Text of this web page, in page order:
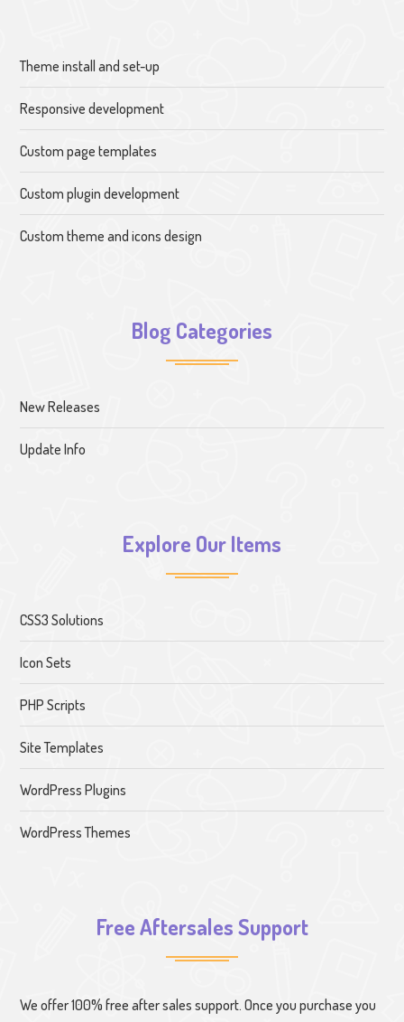
Theme install and set-up
Responsive development
Custom page templates
Custom plugin development
Custom theme and icons design
Blog Categories
New Releases
Update Info
Explore Our Items
CSS3 Solutions
Icon Sets
PHP Scripts
Site Templates
WordPress Plugins
WordPress Themes
Free Aftersales Support
We offer 100% free after sales support. Once you purchase you